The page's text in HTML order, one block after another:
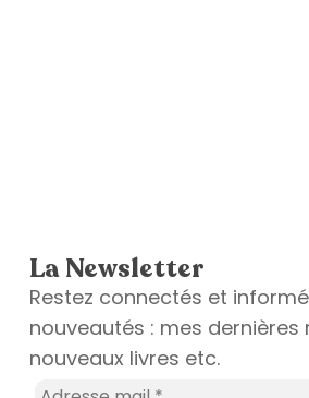
La Newsletter
Restez connectés et
nouveautés : mes dernières
nouveaux livres etc.